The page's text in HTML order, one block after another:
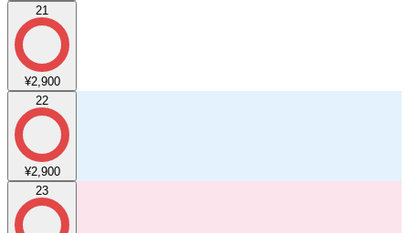
21
¥2,900
22
¥2,900
23